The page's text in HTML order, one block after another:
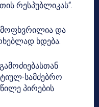
რესპუბლიკას“.
და
ხდება.
სამძებრო
პირების